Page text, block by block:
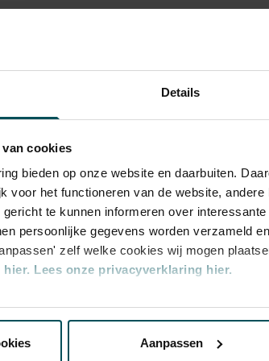
Details
cookies
bieden op onze website en daarbuiten.
voor het functioneren van de website,
te kunnen informeren over
persoonlijke gegevens worden verzameld
zelf welke cookies wij mogen
hier. Lees onze privacyverklaring hier.
website kunt u uw toestemming op elk
Aanpassen
Philharmonie brengt de
Glamour, spanning en sensatie met
kop. En zangeres Sophia Euskirchen?
Philharmonie brengt de
Glamour, spanning en sensatie met
No Time to Die. Een goed Bondnummer
elementen en voert je mee naar een
: deze soundtracks staan als een
Pop